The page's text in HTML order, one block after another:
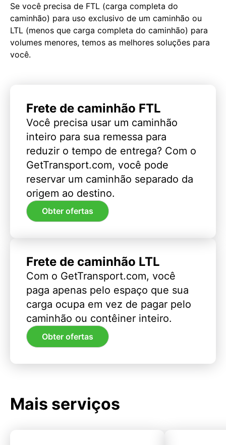
Se você precisa de FTL (carga completa do
caminhão) para uso exclusivo de um caminhão ou
LTL (menos que carga completa do caminhão) para
volumes menores, temos as melhores soluções para
você.
Frete de caminhão FTL
Você precisa usar um caminhão
inteiro para sua remessa para
reduzir o tempo de entrega? Com o
GetTransport.com, você pode
reservar um caminhão separado da
origem ao destino.
Obter ofertas
Frete de caminhão LTL
Com o GetTransport.com, você
paga apenas pelo espaço que sua
carga ocupa em vez de pagar pelo
caminhão ou contêiner inteiro.
Obter ofertas
Mais serviços